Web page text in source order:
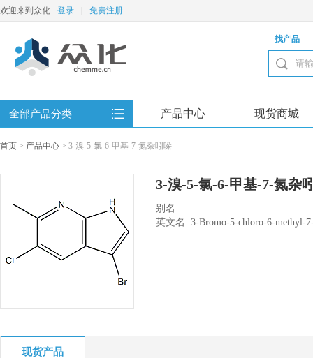
欢迎来到众化 登录 免费注册
找产品
全部产品分类 产品中心 现货商城
首页 > 产品中心 > 3-溴-5-氯-6-甲基-7-氮杂吲哚
3-溴-5-氯-6-甲基-7-氮杂
别名:
英文名: 3-Bromo-5-chloro-6-methyl-
现货产品